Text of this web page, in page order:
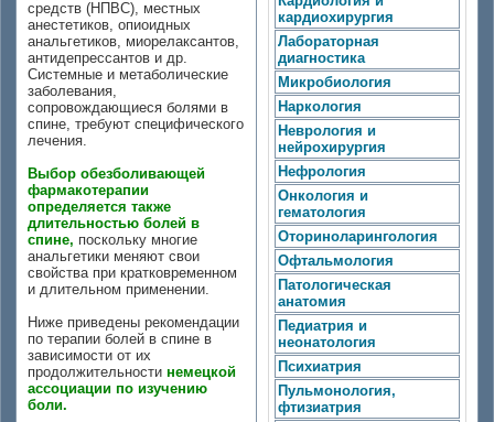
средств (НПВС), местных
анестетиков, опиоидных
анальгетиков, миорелаксантов,
антидепрессантов и др.
Системные и метаболические
заболевания,
сопровождающиеся болями в
спине, требуют специфического
лечения.
Выбор обезболивающей
фармакотерапии
определяется также
длительностью болей в
спине, поскольку многие
анальгетики меняют свои
свойства при кратковременном
и длительном применении.
Ниже приведены рекомендации
по терапии болей в спине в
зависимости от их
продолжительности немецкой
ассоциации по изучению
боли.
кардиохирургия
Лабораторная
диагностика
Микробиология
Наркология
Неврология и
нейрохирургия
Нефрология
Онкология и
гематология
Оториноларингология
Офтальмология
Патологическая
анатомия
Педиатрия и
неонатология
Психиатрия
Пульмонология,
фтизиатрия